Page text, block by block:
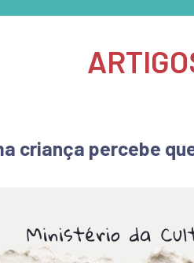
criança percebe